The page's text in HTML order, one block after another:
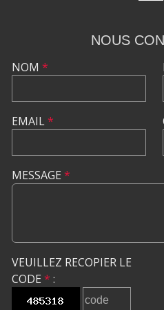
NOUS
NOM *
EMAIL*
MESSAGE *
VEUILLEZ RECOPIER LE
CODE * :